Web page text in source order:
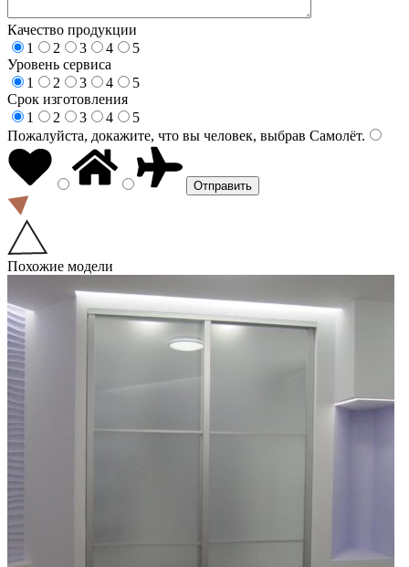
Качество продукции
1
2 3 4
5
Уровень сервиса
1
2 3 4
5
Срок изготовления
1
2 3 4
5
Пожалуйста, докажите, что вы человек, выбрав Самолёт.
Похожие модели